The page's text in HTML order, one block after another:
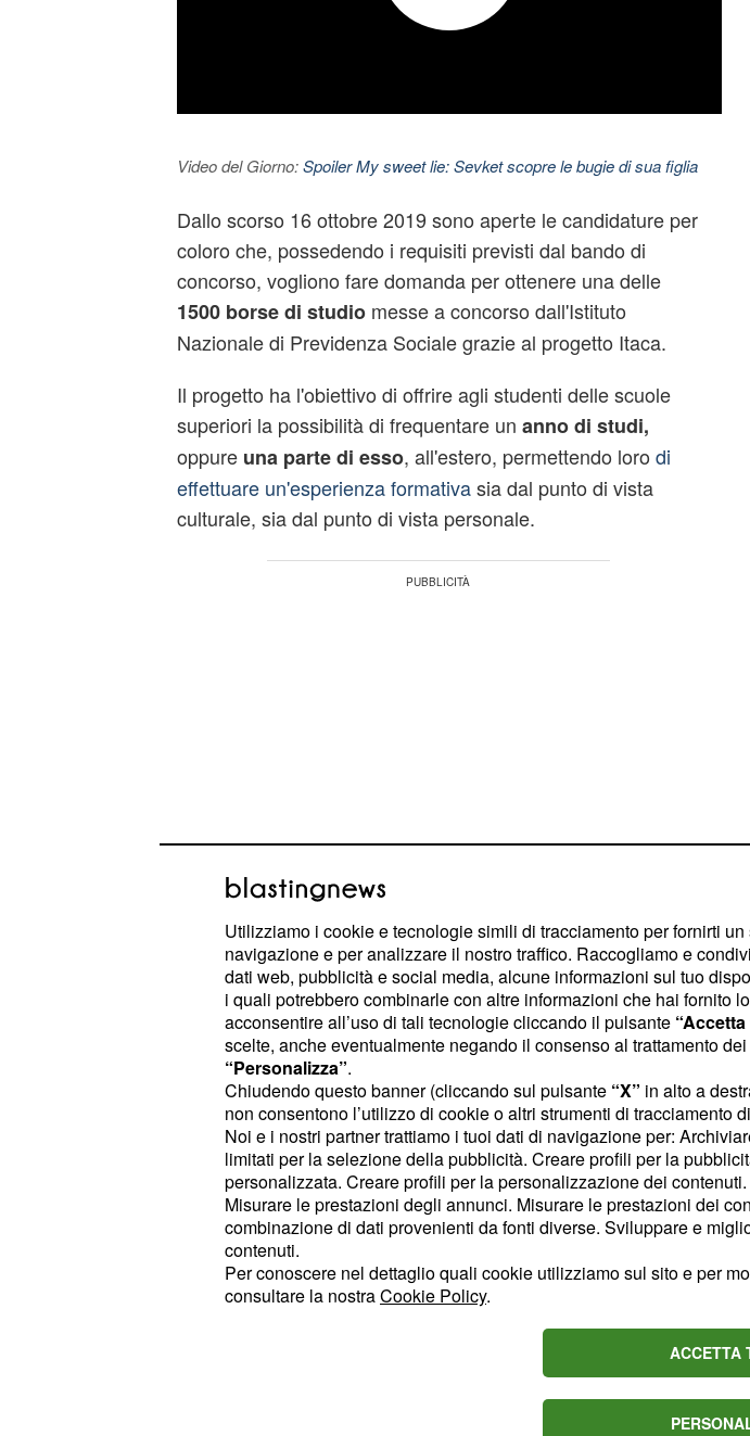
Video del Giorno:Spoiler My sweet lie: Sevket scopre le bugie di sua figlia
Dallo scorso 16 ottobre 2019 sono aperte le candidature per
coloro che, possedendo i requisiti previsti dal bando di
concorso, vogliono fare domanda per ottenere una delle
1500 borse di studiomesse a concorso dall'Istituto
Nazionale di Previdenza Sociale grazie al progetto Itaca.
Il progetto ha l'obiettivo di offrire agli studenti delle scuole
superiori la possibilità di frequentare un anno di studi,
oppure una parte di esso, all'estero, permettendo loro di
effettuare un'esperienza formativasia dal punto di vista
culturale, sia dal punto di vista personale.
Il valore delle borse di studio
Le borse di studio messe a concorso, dunque, andranno a
finanziare il costo totale o parziale, di un soggiorno
scolastico relativo all'anno accademico 2020/2021presso
una scuola sita in un Paese straniero.
Nello specifico,l'Inps andrà ad erogare 1500 borse di studio,
le quali verranno così ripartite:
330 borse per il soggiorno di un anno presso un Paese
Europeo;
380 borse per il soggiorno di un anno presso un Paese
extra europeo;
250 borse per il soggiorno di sei mesi presso un Paese
310 borse per il soggiorno di sei mesi presso un Paese
Utilizziamo i cookie e tecnologie simili di tracciamento per fornirti
navigazione e per analizzare il nostro traffico. Raccogliamo e
dati web, pubblicità e social media, alcune informazioni sul tuo
i quali potrebbero combinarle con altre informazioni che hai fornito
acconsentire all’uso di tali tecnologie cliccando il pulsante
scelte, anche eventualmente negando il consenso al trattamento
“Personalizza”.
Chiudendo questo banner (cliccando sul pulsante “X” in alto a
non consentono l’utilizzo di cookie o altri strumenti di tracciamento
Noi e i nostri partner trattiamo i tuoi dati di navigazione per:
limitati per la selezione della pubblicità. Creare profili per la
personalizzata. Creare profili per la personalizzazione dei
Misurare le prestazioni degli annunci. Misurare le prestazioni dei
combinazione di dati provenienti da fonti diverse. Sviluppare e
contenuti.
Per conoscere nel dettaglio quali cookie utilizziamo sul sito e per
consultare la nostraCookie Policy.
ACCETTA